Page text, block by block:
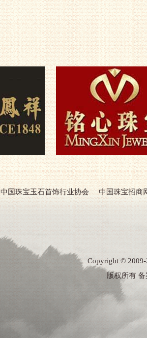
中国珠宝玉石首饰行业协会 中国珠宝招商
Copyright ©
版权所有